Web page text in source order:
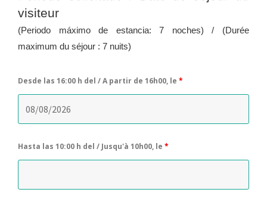
visiteur
(Periodo máximo de estancia: 7 noches) / (Durée
maximum du séjour : 7 nuits)
Desde las 16:00 h del / A partir de 16h00, le *
Hasta las 10:00 h del / Jusqu'à 10h00, le *